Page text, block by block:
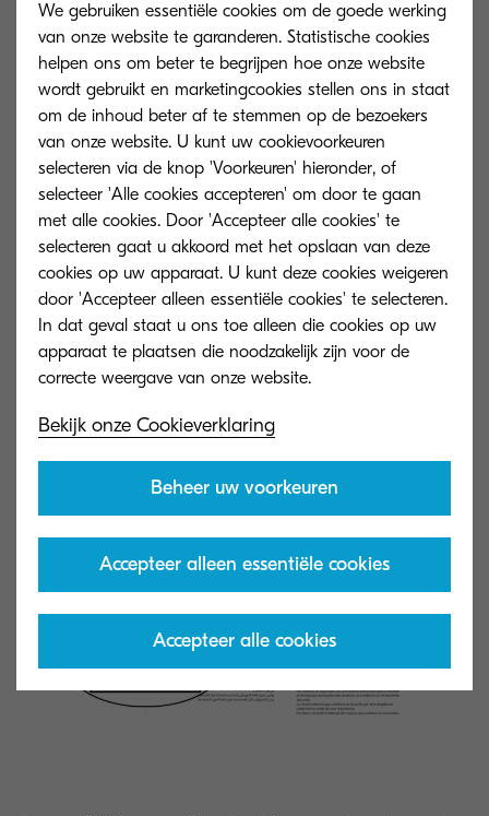
In de doos zit een document met
debeheerderswachtwoorden voor het
specifieke apparaat, voor de gebruikers Admin
en DeviceAdmin, met vermelding van het
voor welk apparaat deze wachtwoorden gelden
wanneer u het document raadpleegt.
We gebruiken essentiële cookies om de goede werking
van onze website te garanderen. Statistische cookies
helpen ons om beter te begrijpen hoe onze website
wordt gebruikt en marketingcookies stellen ons in staat
om de inhoud beter af te stemmen op de bezoekers
van onze website. U kunt uw cookievoorkeuren
selecteren via de knop 'Voorkeuren' hieronder, of
selecteer 'Alle cookies accepteren' om door te gaan
met alle cookies. Door 'Accepteer alle cookies' te
selecteren gaat u akkoord met het opslaan van deze
cookies op uw apparaat. U kunt deze cookies weigeren
door 'Accepteer alleen essentiële cookies' te selecteren.
In dat geval staat u ons toe alleen die cookies op uw
apparaat te plaatsen die noodzakelijk zijn voor de
Bekijk onze Cookieverklaring
Beheer uw voorkeuren
Accepteer alleen essentiële cookies
Accepteer alle cookies